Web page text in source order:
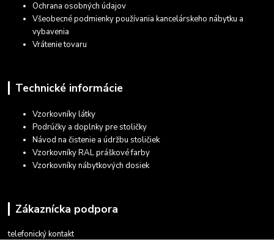
Ochrana osobných údajov
Všeobecné podmienky používania kancelárskeho nábytku a
vybavenia
Vrátenie tovaru
Technické informácie
Vzorkovníky látky
Podrúčky a doplnky pre stoličky
Návod na čistenie a údržbu stoličiek
Vzorkovníky RAL práškové farby
Vzorkovníky nábytkových dosiek
Zákaznícka podpora
telefonický kontakt